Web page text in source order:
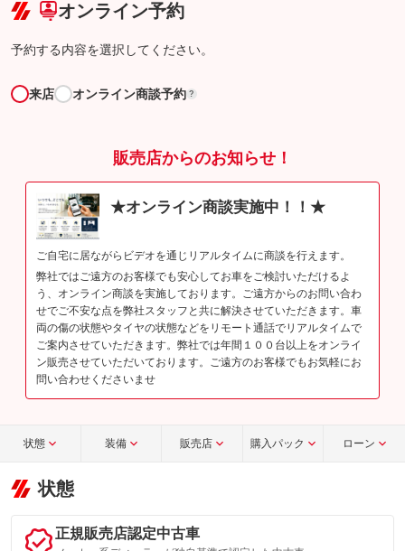
オンライン予約
予約する内容を選択してください。
来店 オンライン商談予約 ?
販売店からのお知らせ！
★オンライン商談実施中！！★
ご自宅に居ながらビデオを通じリアルタイムに商談を行えます。
弊社ではご遠方のお客様でも安心してお車をご検討いただけるよ
う、オンライン商談を実施しております。ご遠方からのお問い合わ
せでご不安な点を弊社スタッフと共に解決させていただきます。車
両の傷の状態やタイヤの状態などをリモート通話でリアルタイムで
ご案内させていただきます。弊社では年間１００台以上をオンライ
ン販売させていただいております。ご遠方のお客様でもお気軽にお
問い合わせくださいませ
状態 装備 販売店 購入パック ローン
状態
正規販売店認定中古車